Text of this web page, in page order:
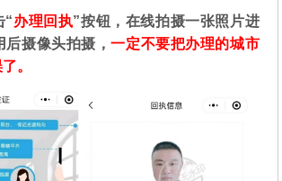
“办理回执”按钮，在线拍摄一张照片进
后摄像头拍摄，一定不要把办理的城市
。